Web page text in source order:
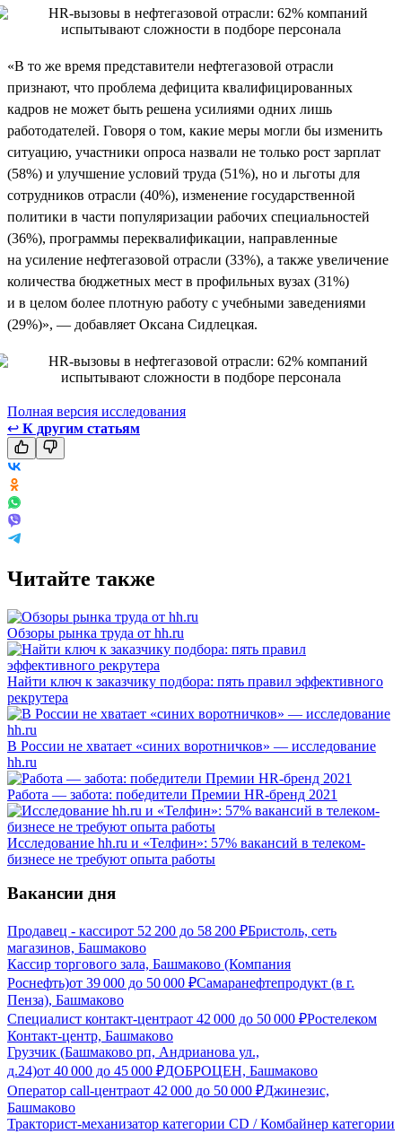
«В то же время представители нефтегазовой отрасли
признают, что проблема дефицита квалифицированных
кадров не может быть решена усилиями одних лишь
работодателей. Говоря о том, какие меры могли бы изменить
ситуацию, участники опроса назвали не только рост зарплат
(58%) и улучшение условий труда (51%), но и льготы для
сотрудников отрасли (40%), изменение государственной
политики в части популяризации рабочих специальностей
(36%), программы переквалификации, направленные
на усиление нефтегазовой отрасли (33%), а также увеличение
количества бюджетных мест в профильных вузах (31%)
и в целом более плотную работу с учебными заведениями
(29%)», — добавляет Оксана Сидлецкая.
Полная версия исследования
↩ К другим статьям
Читайте также
Обзоры рынка труда от hh.ru
Найти ключ к заказчику подбора: пять правил эффективного
рекрутера
В России не хватает «синих воротничков» — исследование
hh.ru
Работа — забота: победители Премии HR-бренд 2021
Исследование hh.ru и «Телфин»: 57% вакансий в телеком-
бизнесе не требуют опыта работы
Вакансии дня
Продавец - кассирот 52 200 до 58 200 ₽Бристоль, сеть
магазинов, Башмаково
Кассир торгового зала, Башмаково (Компания
Роснефть)от 39 000 до 50 000 ₽Самаранефтепродукт (в г.
Пенза), Башмаково
Специалист контакт-центраот 42 000 до 50 000 ₽Ростелеком
Контакт-центр, Башмаково
Грузчик (Башмаково рп, Андрианова ул.,
д.24)от 40 000 до 45 000 ₽ДОБРОЦЕН, Башмаково
Оператор call-центраот 42 000 до 50 000 ₽Джинезис,
Башмаково
Тракторист-механизатор категории CD / Комбайнер категории